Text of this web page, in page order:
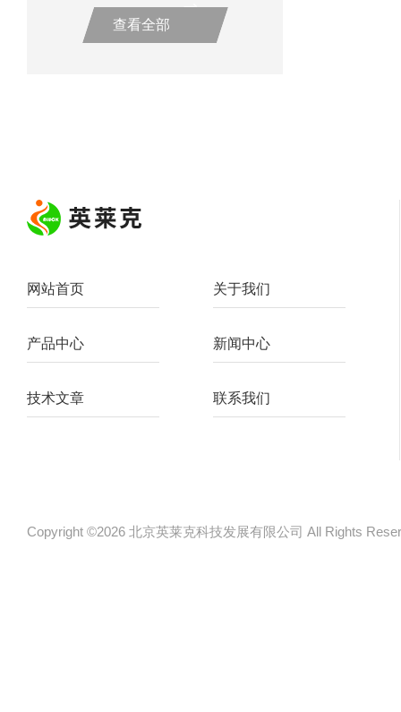
查看全部
网站首页 关于我们
产品中心 新闻中心
技术文章 联系我们
Copyright ©2026 北京英莱克科技发展有限公司 All Rights